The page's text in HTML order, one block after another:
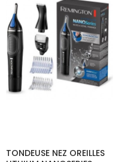
TONDEUSE NEZ OREILLES